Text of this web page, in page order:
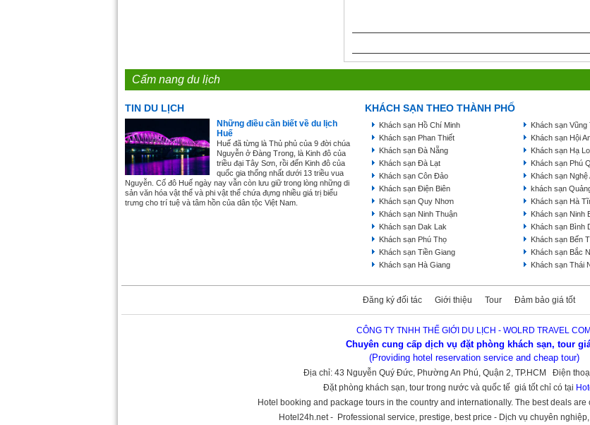
Cẩm nang du lịch
TIN DU LỊCH
Những điều cần biết về du lịch
Huế
Huế đã từng là Thủ phủ của 9 đời chúa
Nguyễn ở Đàng Trong, là Kinh đô của
triều đại Tây Sơn, rồi đến Kinh đô của
quốc gia thống nhất dưới 13 triều vua
Nguyễn. Cố đô Huế ngày nay vẫn còn lưu giữ trong lòng những di
sản văn hóa vật thể và phi vật thể chứa đựng nhiều giá trị biểu
trưng cho trí tuệ và tâm hồn của dân tộc Việt Nam.
KHÁCH SẠN THEO THÀNH PHỐ
Khách sạn Hồ Chí Minh Khách sạn Vũng
Khách sạn Phan Thiết
Khách sạn Hội
Khách sạn Đà Nẵng
Khách sạn Hạ
Khách sạn Đà Lạt
Khách sạn Phú
Khách sạn Côn Đảo
Khách sạn Nghệ
Khách sạn Điện Biên
khách sạn
Khách sạn Quy Nhơn
Khách sạn Hà
Khách sạn Ninh Thuận
Khách sạn Ninh
Khách sạn Dak Lak
Khách sạn Bình
Khách sạn Phú Thọ
Khách sạn Bến
Khách sạn Tiền Giang
Khách sạn Bắc
Khách sạn Hà Giang
Khách sạn Thái
Đăng ký đối tác Giới thiệu Tour Đảm bảo giá tốt
CÔNG TY TNHH THẾ GIỚI DU LỊCH - WOLRD TRAVEL
Chuyên cung cấp dịch vụ đặt phòng khách sạn, tour
(Providing hotel reservation service and cheap tour)
Địa chỉ: 43 Nguyễn Quý Đức, Phường An Phú, Quận 2, TP.HCM Điện
Đặt phòng khách sạn, tour trong nước và quốc tế giá tốt chỉ có tại
Hotel booking and package tours in the country and internationally. The best deals
Hotel24h.net - Professional service, prestige, best price - Dịch vụ chuyên